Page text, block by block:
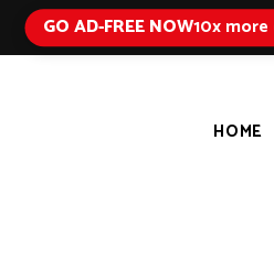
GO AD-FREE NOW10x
HOME